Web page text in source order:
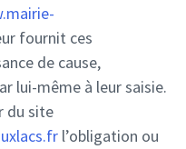
fournit ces
de cause,
lui-même à leur saisie.
du site
l’obligation ou